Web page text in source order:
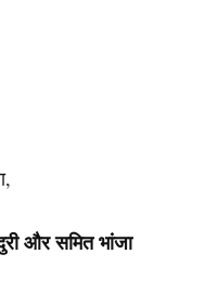
और समित भांजा